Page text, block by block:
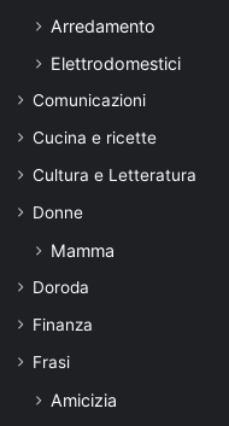
Arredamento
Elettrodomestici
Comunicazioni
Cucina e ricette
Cultura e Letteratura
Donne
Mamma
Doroda
Finanza
Frasi
Amicizia